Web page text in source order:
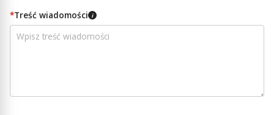
*Treść wiadomości i